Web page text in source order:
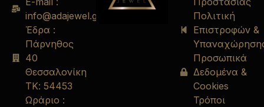
info@adajewel.gr
Έδρα :
Πάρνηθος
40
Θεσσαλονίκη
ΤΚ: 54453
Ωράριο :
Πολιτική
Επιστροφών &
Προσωπικά
Δεδομένα &
Cookies
Τρόποι